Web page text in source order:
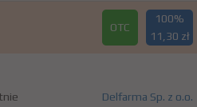
OTC
100%
11,30 zł
Delfarma Sp. z o.o.